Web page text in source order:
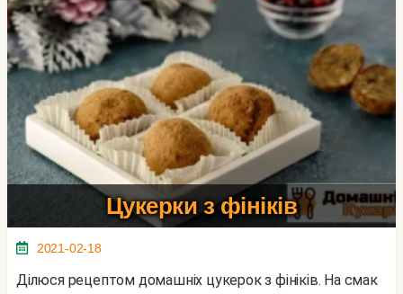
Цукерки з фініків
2021-02-18
Ділюся рецептом домашніх цукерок з фініків. На смак